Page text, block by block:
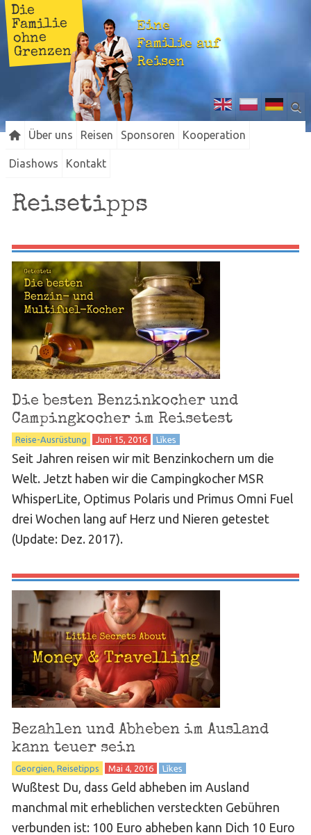
Die
Familie
ohne
Grenzen
Eine
Familie auf
Reisen
Über uns Reisen Sponsoren Kooperation
Diashows Kontakt
Reisetipps
Die besten Benzinkocher und
Campingkocher im Reisetest
Reise-Ausrüstung Juni 15, 2016 Likes
Seit Jahren reisen wir mit Benzinkochern um die
Welt. Jetzt haben wir die Campingkocher MSR
WhisperLite, Optimus Polaris und Primus Omni Fuel
drei Wochen lang auf Herz und Nieren getestet
(Update: Dez. 2017).
Bezahlen und Abheben im Ausland
kann teuer sein
Georgien Reisetipps Mai 4, 2016 Likes
Wußtest Du, dass Geld abheben im Ausland
manchmal mit erheblichen versteckten Gebühren
verbunden ist: 100 Euro abheben kann Dich 10 Euro